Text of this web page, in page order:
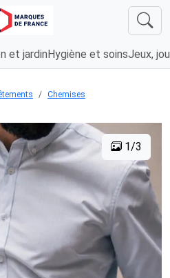
et jardin Hygiène et soinsJeux,
Chemises
1/3